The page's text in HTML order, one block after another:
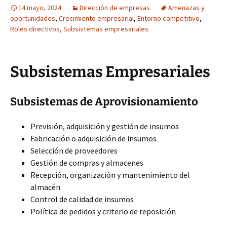
14 mayo, 2024 Dirección de empresas
Amenazas y
oportunidades, Crecimiento empresarial, Entorno competitivo,
Roles directivos, Subsistemas empresariales
Subsistemas Empresariales
Subsistemas de Aprovisionamiento
Previsión, adquisición y gestión de insumos
Fabricación o adquisición de insumos
Selección de proveedores
Gestión de compras y almacenes
Recepción, organización y mantenimiento del
almacén
Control de calidad de insumos
Política de pedidos y criterio de reposición